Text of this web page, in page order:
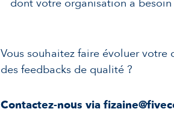
dont votre organisation a besoin
Vous souhaitez faire évoluer
des feedbacks de qualité ?
Contactez-nous via